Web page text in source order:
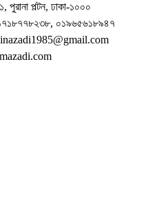
পল্টন, ঢাকা-১০০০
০১৯৬৫৬১৮৯৪৭